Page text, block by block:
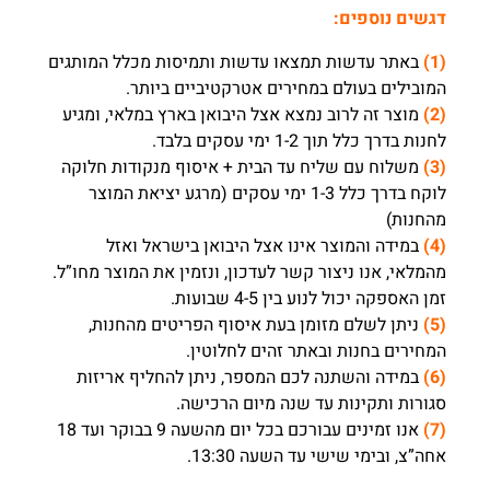
דגשים נוספים:
(1)
באתר עדשות תמצאו עדשות ותמיסות מכלל המותגים
המובילים בעולם במחירים אטרקטיביים ביותר.
(2)
מוצר זה לרוב נמצא אצל היבואן בארץ במלאי, ומגיע
לחנות בדרך כלל תוך 1-2 ימי עסקים בלבד.
(3)
משלוח עם שליח עד הבית + איסוף מנקודות חלוקה
לוקח בדרך כלל 1-3 ימי עסקים (מרגע יציאת המוצר
מהחנות)
(4)
במידה והמוצר אינו אצל היבואן בישראל ואזל
מהמלאי, אנו ניצור קשר לעדכון, ונזמין את המוצר מחו”ל.
זמן האספקה יכול לנוע בין 4-5 שבועות.
(5)
ניתן לשלם מזומן בעת איסוף הפריטים מהחנות,
המחירים בחנות ובאתר זהים לחלוטין.
(6)
במידה והשתנה לכם המספר, ניתן להחליף אריזות
סגורות ותקינות עד שנה מיום הרכישה.
(7)
אנו זמינים עבורכם בכל יום מהשעה 9 בבוקר ועד 18
אחה”צ, ובימי שישי עד השעה 13:30.